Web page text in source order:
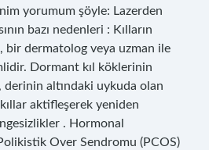
yorumum şöyle: Lazerden
bazı nedenleri : Kılların
bir dermatolog veya uzman ile
Dormant kıl köklerinin
derinin altındaki uykuda olan
aktifleşerek yeniden
. Hormonal
Over Sendromu (PCOS)